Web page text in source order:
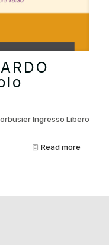
Ingresso Libero
Read more